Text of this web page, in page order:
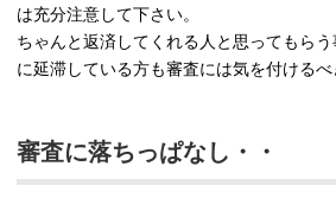
は充分注意して下さい。
ちゃんと返済してくれる人と思ってもら
に延滞している方も審査には気を付けるべ
審査に落ちっぱなし・・